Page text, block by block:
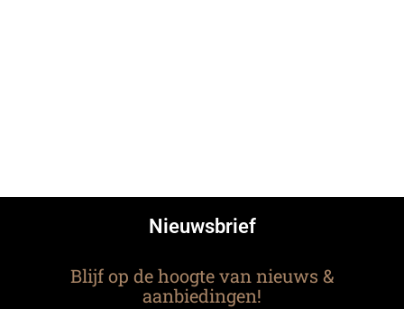
Nieuwsbrief
Blijf op de hoogte van nieuws &
aanbiedingen!